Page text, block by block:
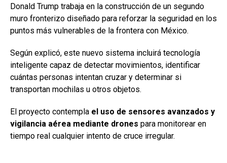
Donald Trump trabaja en la construcción de un segundo
muro fronterizo diseñado para reforzar la seguridad en los
puntos más vulnerables de la frontera con México.
Según explicó, este nuevo sistema incluirá tecnología
inteligente capaz de detectar movimientos, identificar
cuántas personas intentan cruzar y determinar si
transportan mochilas u otros objetos.
El proyecto contempla el uso de sensores avanzados y
vigilancia aérea mediante drones para monitorear en
tiempo real cualquier intento de cruce irregular.